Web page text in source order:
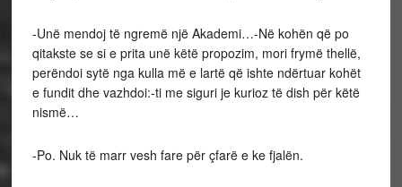
-Unë mendoj të ngremë një Akademi…-Në kohën që po
qitakste se si e prita unë këtë propozim, mori frymë thellë,
perëndoi sytë nga kulla më e lartë që ishte ndërtuar kohët
e fundit dhe vazhdoi:-ti me siguri je kurioz të dish për këtë
nismë…
-Po. Nuk të marr vesh fare për çfarë e ke fjalën.